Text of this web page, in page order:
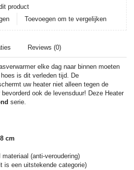
product
Toevoegen om te vergelijken
Reviews (0)
elke dag naar binnen moeten
hoes is dit verleden tijd. De
uw heater niet alleen tegen de
ook de levensduur! Deze Heater
serie.
cm
materiaal (anti-veroudering)
is een uitstekende categorie)